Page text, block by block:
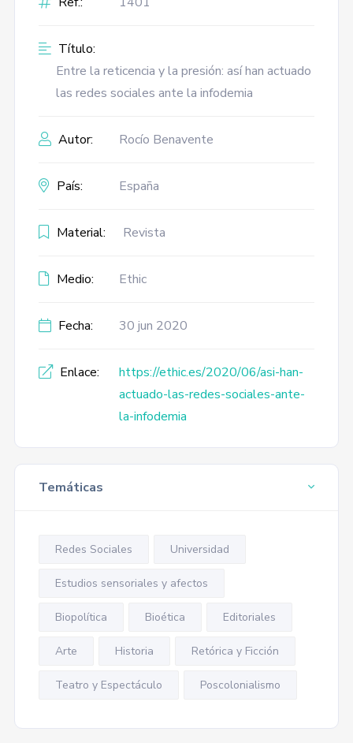
Título:
Entre la reticencia y la presión: así han actuado
las redes sociales ante la infodemia
Autor: Rocío Benavente
País: España
Material: Revista
Medio: Ethic
Fecha: 30 jun 2020
Enlace:
https://ethic.es/2020/06/asi-han-
actuado-las-redes-sociales-ante-
la-infodemia
Temáticas
Redes Sociales Universidad
Estudios sensoriales y afectos
Biopolítica Bioética Editoriales
Arte Historia Retórica y Ficción
Teatro y Espectáculo Poscolonialismo